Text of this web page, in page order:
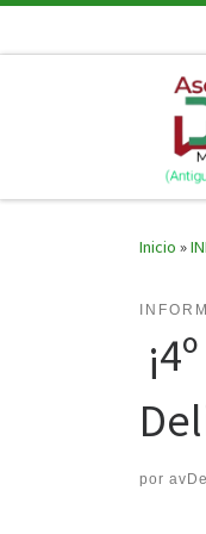
Inicio »
por